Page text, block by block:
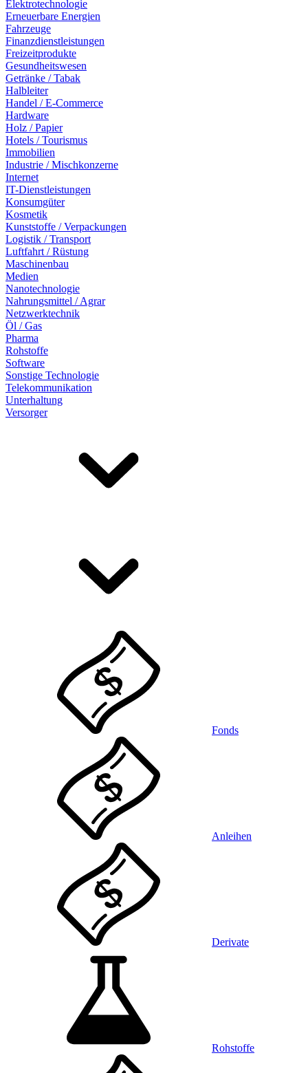
Elektrotechnologie
Erneuerbare Energien
Fahrzeuge
Finanzdienstleistungen
Freizeitprodukte
Gesundheitswesen
Getränke / Tabak
Halbleiter
Handel / E-Commerce
Hardware
Holz / Papier
Hotels / Tourismus
Immobilien
Industrie / Mischkonzerne
Internet
IT-Dienstleistungen
Konsumgüter
Kosmetik
Kunststoffe / Verpackungen
Logistik / Transport
Luftfahrt / Rüstung
Maschinenbau
Medien
Nanotechnologie
Nahrungsmittel / Agrar
Netzwerktechnik
Öl / Gas
Pharma
Rohstoffe
Software
Sonstige Technologie
Telekommunikation
Unterhaltung
Versorger
Fonds
Anleihen
Derivate
Rohstoffe